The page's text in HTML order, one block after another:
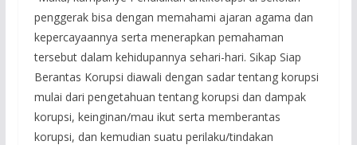
penggerak bisa dengan memahami ajaran agama dan
kepercayaannya serta menerapkan pemahaman
tersebut dalam kehidupannya sehari-hari. Sikap Siap
Berantas Korupsi diawali dengan sadar tentang korupsi
mulai dari pengetahuan tentang korupsi dan dampak
korupsi, keinginan/mau ikut serta memberantas
korupsi, dan kemudian suatu perilaku/tindakan